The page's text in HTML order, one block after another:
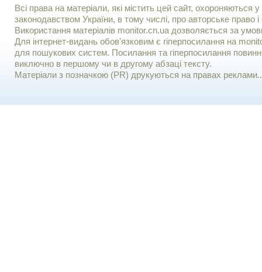
Всі права на матеріали, які містить цей сайт, охороняються у
законодавством України, в тому числі, про авторське право і
Використання матерiалiв monitor.cn.ua дозволяється за
Для iнтернет-видань обов'язковим є гiперпосилання на
для пошукових систем. Посилання та гіперпосилання
виключно в першому чи в другому абзаці тексту.
Матеріали з позначкою (PR) друкуються на правах реклами..